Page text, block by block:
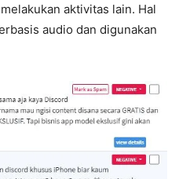
aktivitas lain. Hal
audio dan digunakan